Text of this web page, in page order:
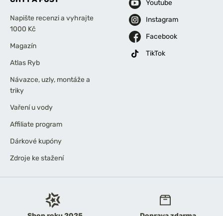
Napište recenzi a vyhrajte
1000 Kč
Magazín
Atlas Ryb
Návazce, uzly, montáže a
triky
Vaření u vody
Affiliate program
Dárkové kupóny
Zdroje ke stažení
Youtube
Instagram
Facebook
TikTok